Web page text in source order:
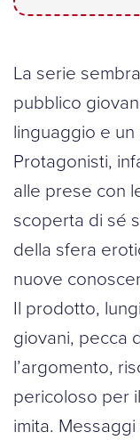
La serie
pubblico
linguaggio e un
Protagonisti,
alle prese con
scoperta di sé
della sfera
nuove
Il prodotto,
giovani, pecca
l’argomento,
pericoloso per
imita.